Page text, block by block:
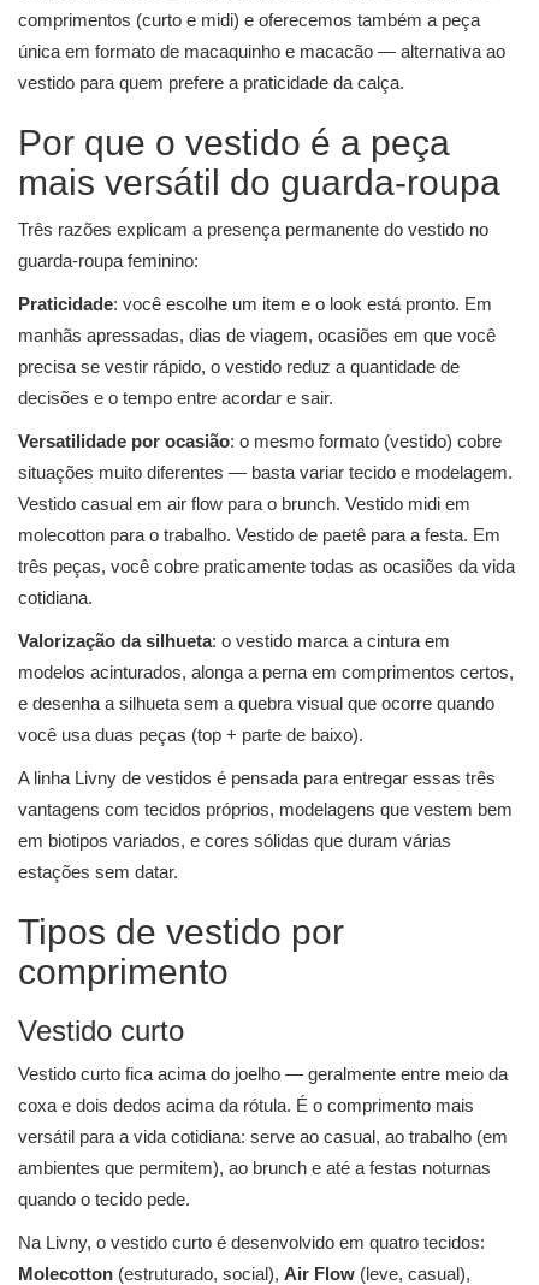
comprimentos (curto e midi) e oferecemos também a peça
única em formato de macaquinho e macacão — alternativa ao
vestido para quem prefere a praticidade da calça.
Por que o vestido é a peça
mais versátil do guarda-roupa
Três razões explicam a presença permanente do vestido no
guarda-roupa feminino:
Praticidade: você escolhe um item e o look está pronto. Em
manhãs apressadas, dias de viagem, ocasiões em que você
precisa se vestir rápido, o vestido reduz a quantidade de
decisões e o tempo entre acordar e sair.
Versatilidade por ocasião: o mesmo formato (vestido) cobre
situações muito diferentes — basta variar tecido e modelagem.
Vestido casual em air flow para o brunch. Vestido midi em
molecotton para o trabalho. Vestido de paetê para a festa. Em
três peças, você cobre praticamente todas as ocasiões da vida
cotidiana.
Valorização da silhueta: o vestido marca a cintura em
modelos acinturados, alonga a perna em comprimentos certos,
e desenha a silhueta sem a quebra visual que ocorre quando
você usa duas peças (top + parte de baixo).
A linha Livny de vestidos é pensada para entregar essas três
vantagens com tecidos próprios, modelagens que vestem bem
em biotipos variados, e cores sólidas que duram várias
estações sem datar.
Tipos de vestido por
comprimento
Vestido curto
Vestido curto fica acima do joelho — geralmente entre meio da
coxa e dois dedos acima da rótula. É o comprimento mais
versátil para a vida cotidiana: serve ao casual, ao trabalho (em
ambientes que permitem), ao brunch e até a festas noturnas
quando o tecido pede.
Na Livny, o vestido curto é desenvolvido em quatro tecidos:
Molecotton (estruturado, social), Air Flow (leve, casual),